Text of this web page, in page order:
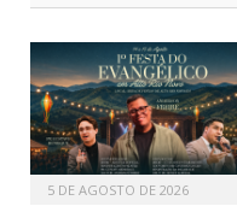
5 DE AGOSTO DE 2026